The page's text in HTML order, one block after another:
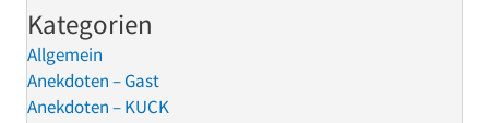
Kategorien
Allgemein
Anekdoten – Gast
Anekdoten – KUCK